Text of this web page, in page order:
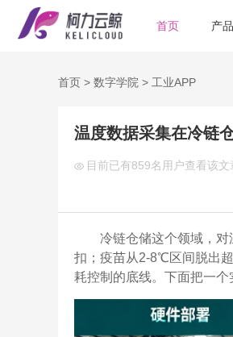
首页 产
首页 > 数字学院 > 工业APP
温度数据采集在冷链
目前已有859名用户查看该文
冷链仓储这个领域，
扣；疫苗从2-8℃区间脱出
耗控制的底线。下面把一个